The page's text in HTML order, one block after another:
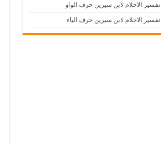
تفسير الاحلام لابن سيرين حرف الواو
تفسير الاحلام لابن سيرين حرف الياء